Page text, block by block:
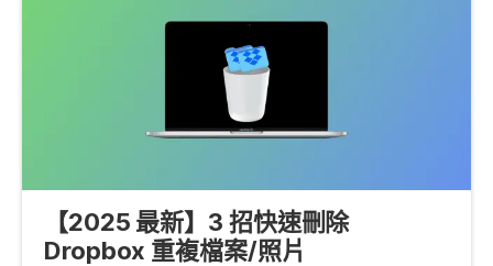
【2025 最新】3 招快速刪除
Dropbox 重複檔案/照片